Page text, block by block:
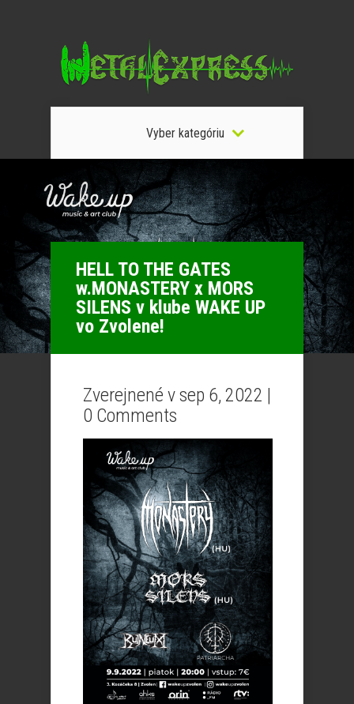
Vyber kategóriu
HELL TO THE GATES
w.MONASTERY x MORS
SILENS v klube WAKE UP
vo Zvolene!
Zverejnené v sep 6, 2022 |
0 Comments